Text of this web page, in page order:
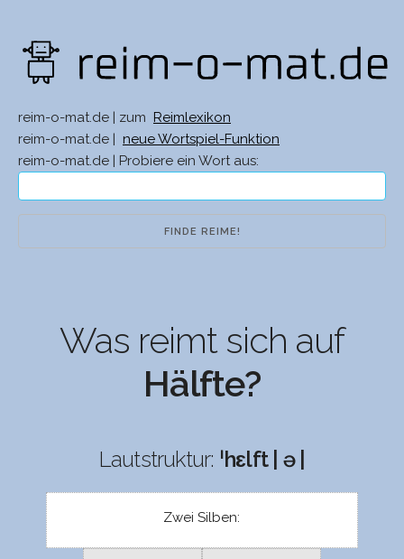
reim-o-mat.de | zum
Reimlexikon
reim-o-mat.de |
neue Wortspiel-Funktion
reim-o-mat.de | Probiere ein Wort aus:
Was reimt sich auf
Hälfte?
Lautstruktur: ˈhɛlft | ə |
Zwei Silben: